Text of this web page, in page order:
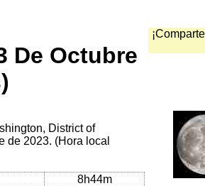
De Octubre
District of
de 2023. (Hora local
8h44m